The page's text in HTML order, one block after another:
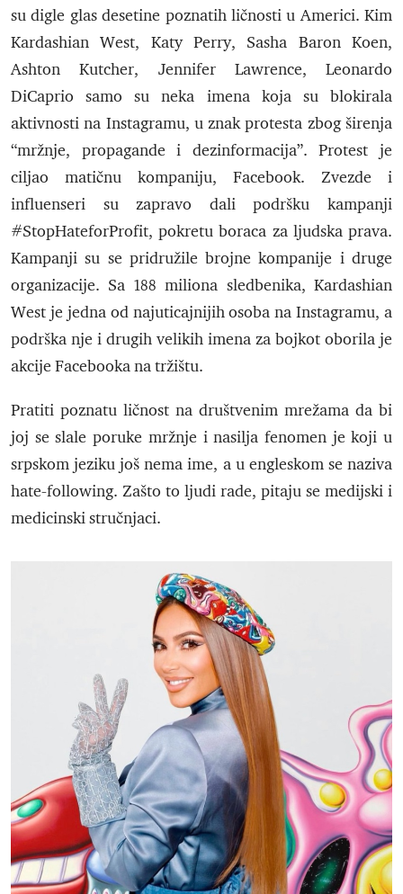
su digle glas desetine poznatih ličnosti u Americi. Kim
Kardashian West, Katy Perry, Sasha Baron Koen,
Ashton Kutcher, Jennifer Lawrence, Leonardo
DiCaprio samo su neka imena koja su blokirala
aktivnosti na Instagramu, u znak protesta zbog širenja
“mržnje, propagande i dezinformacija”. Protest je
ciljao matičnu kompaniju, Facebook. Zvezde i
influenseri su zapravo dali podršku kampanji
#StopHateforProfit, pokretu boraca za ljudska prava.
Kampanji su se pridružile brojne kompanije i druge
organizacije. Sa 188 miliona sledbenika, Kardashian
West je jedna od najuticajnijih osoba na Instagramu, a
podrška nje i drugih velikih imena za bojkot oborila je
akcije Facebooka na tržištu.
Pratiti poznatu ličnost na društvenim mrežama da bi
joj se slale poruke mržnje i nasilja fenomen je koji u
srpskom jeziku još nema ime, a u engleskom se naziva
hate-following. Zašto to ljudi rade, pitaju se medijski i
medicinski stručnjaci.